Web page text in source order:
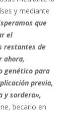
y mediante
que
el
restantes de
ahora,
genético para
previa,
y sordera»,
becario en